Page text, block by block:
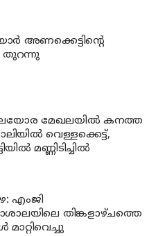
അണക്കെട്ടിന്റെ
തുറന്നു
മേഖലയിൽ കനത്ത
വെള്ളക്കെട്ട്,
മണ്ണിടിച്ചിൽ
എംജി
തിങ്കളാഴ്ചത്തെ